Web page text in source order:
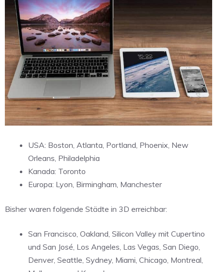
USA: Boston, Atlanta, Portland, Phoenix, New
Orleans, Philadelphia
Kanada: Toronto
Europa: Lyon, Birmingham, Manchester
Bisher waren folgende Städte in 3D erreichbar:
San Francisco, Oakland, Silicon Valley mit Cupertino
und San José, Los Angeles, Las Vegas, San Diego,
Denver, Seattle, Sydney, Miami, Chicago, Montreal,